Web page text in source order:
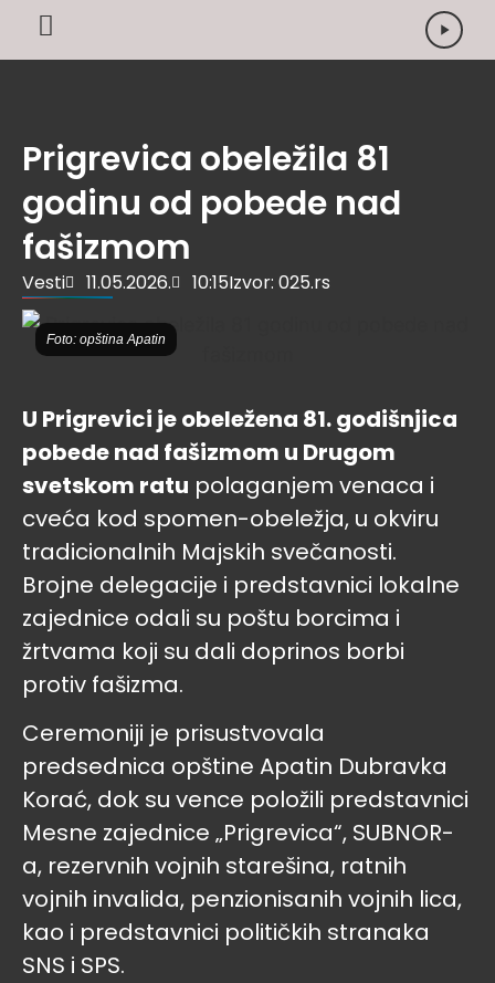
Prigrevica obeležila 81
godinu od pobede nad
fašizmom
Vesti 11.05.2026. 10:15Izvor: 025.rs
Foto: opština Apatin
U Prigrevici je obeležena 81. godišnjica
pobede nad fašizmom u Drugom
svetskom ratu polaganjem venaca i
cveća kod spomen-obeležja, u okviru
tradicionalnih Majskih svečanosti.
Brojne delegacije i predstavnici lokalne
zajednice odali su poštu borcima i
žrtvama koji su dali doprinos borbi
protiv fašizma.
Ceremoniji je prisustvovala
predsednica opštine Apatin Dubravka
Korać, dok su vence položili predstavnici
Mesne zajednice „Prigrevica“, SUBNOR-
a, rezervnih vojnih starešina, ratnih
vojnih invalida, penzionisanih vojnih lica,
kao i predstavnici političkih stranaka
SNS i SPS.